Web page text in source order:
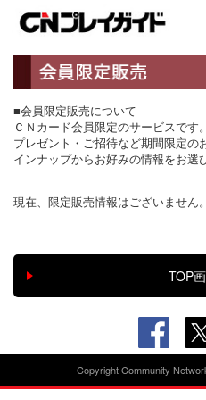
■会員限定販売について
ＣＮカード会員限定のサービスです
プレゼント・ご招待など期間限定の
インナップからお好みの情報をお選
現在、限定販売情報はございません。
Copyright Community